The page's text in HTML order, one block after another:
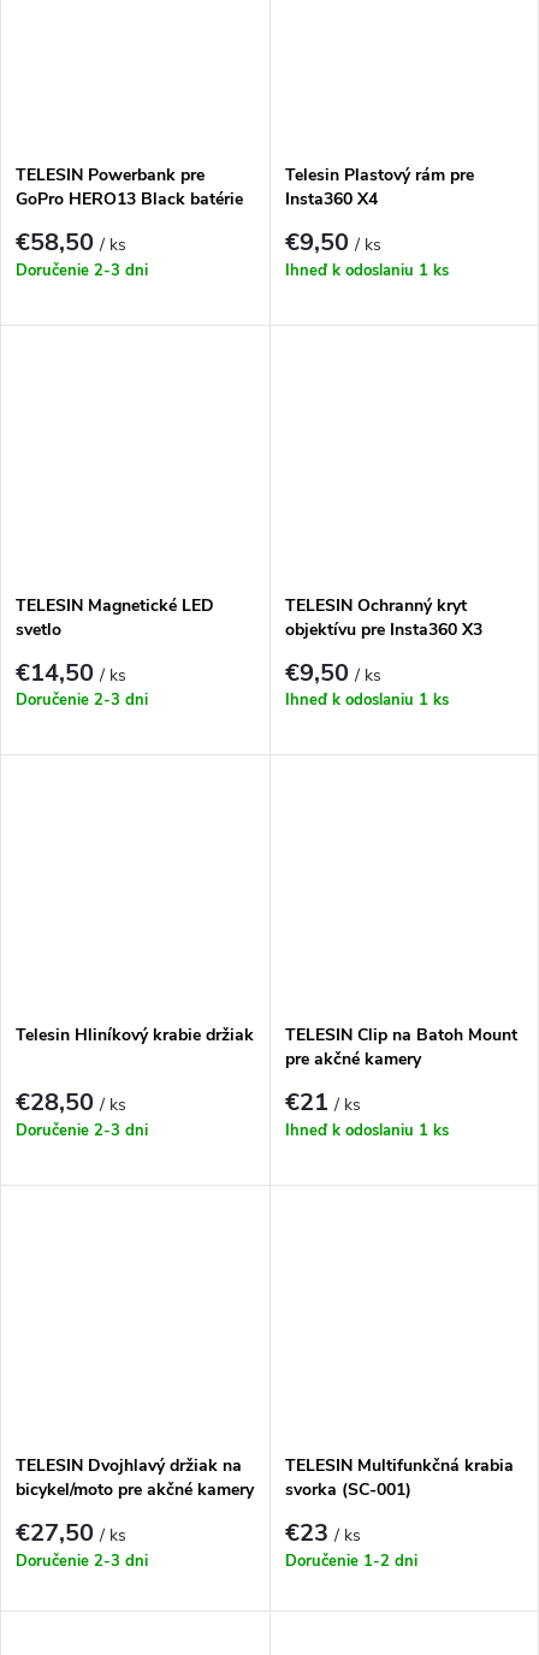
TELESIN Powerbank pre
GoPro HERO13 Black batérie
€58,50/ ks
Doručenie 2-3 dni
Telesin Plastový rám pre
Insta360 X4
€9,50/ ks
Ihneď k odoslaniu 1 ks
TELESIN Magnetické LED
svetlo
€14,50/ ks
Doručenie 2-3 dni
TELESIN Ochranný kryt
objektívu pre Insta360 X3
€9,50/ ks
Ihneď k odoslaniu 1 ks
Telesin Hliníkový krabie držiak
€28,50/ ks
Doručenie 2-3 dni
TELESIN Clip na Batoh Mount
pre akčné kamery
€21/ ks
Ihneď k odoslaniu 1 ks
TELESIN Dvojhlavý držiak na
bicykel/moto pre akčné kamery
€27,50/ ks
Doručenie 2-3 dni
TELESIN Multifunkčná krabia
svorka (SC-001)
€23/ ks
Doručenie 1-2 dni